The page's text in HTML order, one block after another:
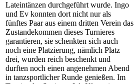
Lateintänzen durchgeführt wurde. Ingo
und Ev konnten dort nicht nur als
fünftes Paar aus einem dritten Verein das
Zustandekommen dieses Turnieres
garantieren, sie schenkten sich auch
noch eine Platzierung, nämlich Platz
drei, wurden reich beschenkt und
durften noch einen angenehmen Abend
in tanzsportlicher Runde genießen. Im